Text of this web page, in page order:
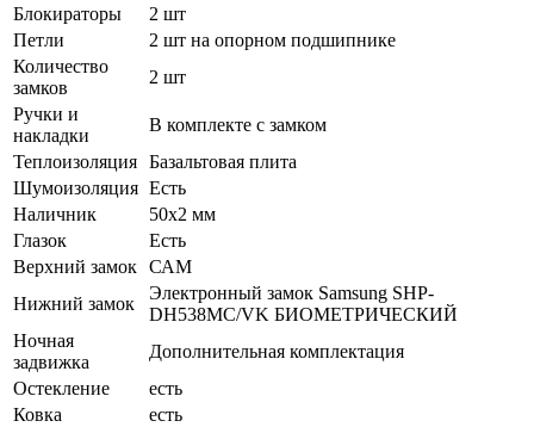
Блокираторы
2 шт
Петли
2 шт на опорном подшипнике
Количество
замков
2 шт
Ручки и
накладки
В комплекте с замком
Теплоизоляция Базальтовая плита
Шумоизоляция Есть
Наличник
50х2 мм
Глазок
Есть
Верхний замок САМ
Нижний замок
Электронный замок Samsung SHP-
DH538MC/VK БИОМЕТРИЧЕСКИЙ
Ночная
задвижка
Дополнительная комплектация
Остекление
есть
Ковка
есть